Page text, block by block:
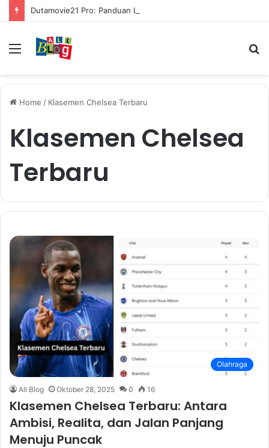
Menu
Home / Klasemen Chelsea Terbaru
Klasemen Chelsea
Terbaru
Olahraga
All Blog Oktober 28, 2025 0 16
Klasemen Chelsea Terbaru: Antara
Ambisi, Realita, dan Jalan Panjang
Menuju Puncak